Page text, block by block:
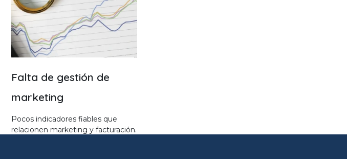
Falta de gestión de
marketing
Pocos indicadores fiables que
relacionen marketing y facturación.